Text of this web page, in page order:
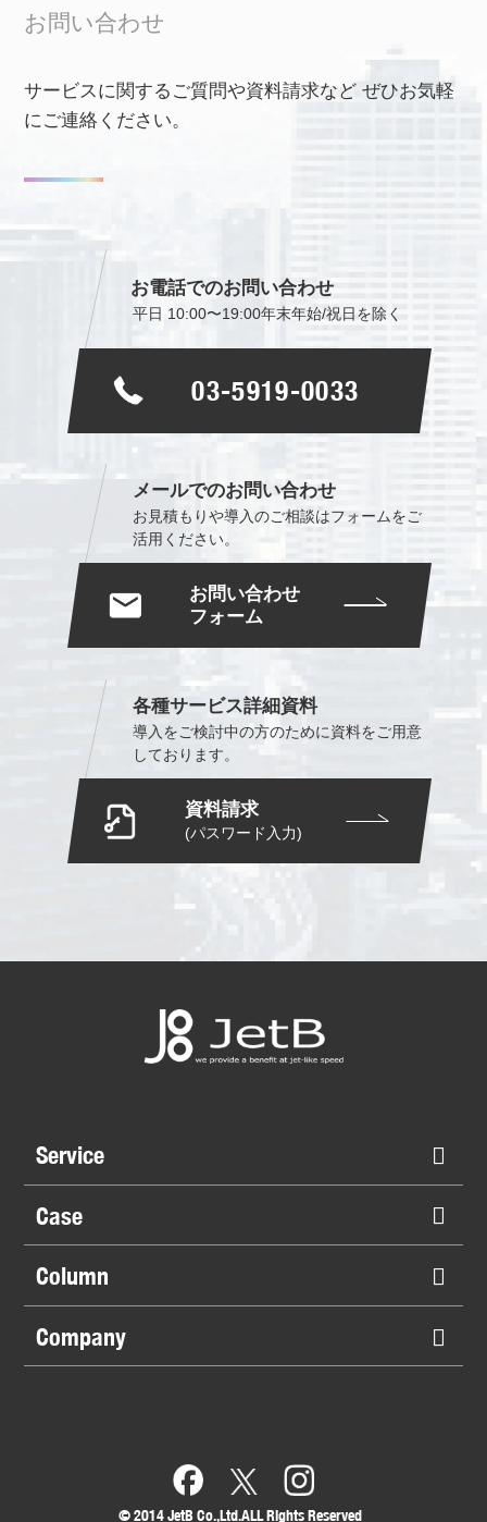
お問い合わせ
サービスに関するご質問や資料請求などぜひお気軽
にご連絡ください。
お電話でのお問い合わせ
平日 10:00〜19:00年末年始/祝日を除く
03-5919-0033
メールでのお問い合わせ
お見積もりや導入のご相談はフォームをご
活用ください。
お問い合わせ
フォーム
各種サービス詳細資料
導入をご検討中の方のために資料をご用意
しております。
資料請求
(パスワード入力)
Service
Case
Column
Company
©︎ 2014 JetB Co.,Ltd.ALL Rights Reserved